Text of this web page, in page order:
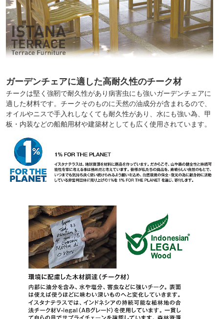
ガーデンチェアに適した高耐久性のチーク材
チークは堅く強靭で耐久性があり病害虫にも強いガーデンチェアに
適した材料です。チークそのものに天然の油成分が含まれるので、
オイルやニスで手入れしなくても耐久性があり、水にも強い為、甲
板・内装などの船舶用材や建築材としても広く使用されています。